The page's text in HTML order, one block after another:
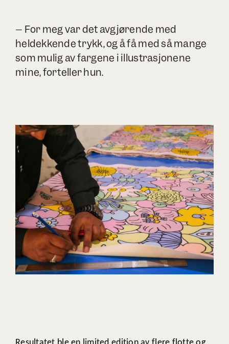
– For meg var det avgjørende med
heldekkende trykk, og å få med så mange
som mulig av fargene i illustrasjonene
mine, forteller hun.